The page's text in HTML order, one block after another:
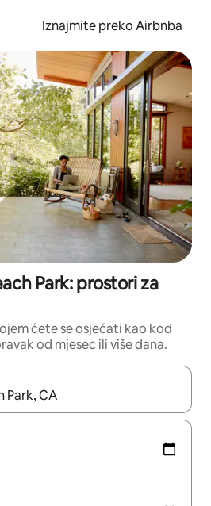
Iznajmite preko Airbnba
Park: prostori za
ćete se osjećati kao kod
od mjesec ili više dana.
moći ćete ih pregledati